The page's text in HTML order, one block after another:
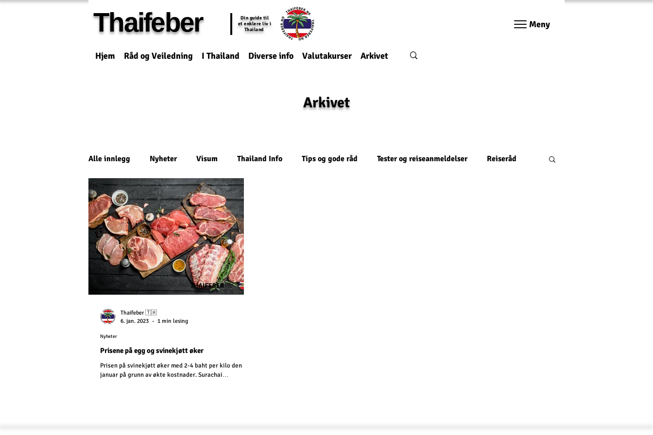
Thaifeber
Din guide til
et enklere liv i
Thailand
Meny
Hjem Råd og Veiledning I Thailand Diverse info Valutakurser Arkivet
Arkivet
Alle innlegg Nyheter Visum Thailand Info Tips og gode råd Tester og reiseanmeldelser Reiseråd
Reisetips Historier Økonomi
Prisene på egg og svinekjøtt øker
Prisen på svinekjøtt øker med 2-4 baht per kilo den 14.
januar på grunn av økte kostnader. Surachai
Nyheter
Thaifeber 🇹🇭
6. jan. 2023
1 min lesing